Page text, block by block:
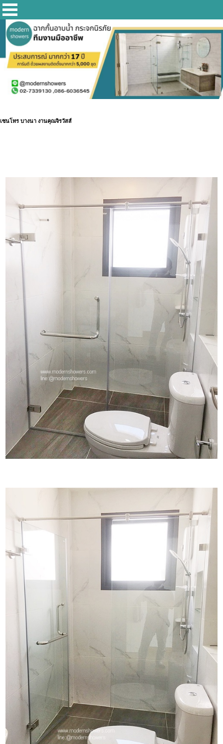
เซนโทร บางนา งานคุณจิรวัสส์